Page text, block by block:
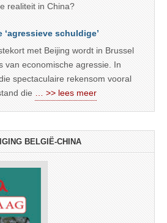
realiteit in China?
schuldige’
met Beijing wordt in Brussel
van economische agressie. In
spectaculaire rekensom vooral
die
… >> lees meer
BELGIË-CHINA